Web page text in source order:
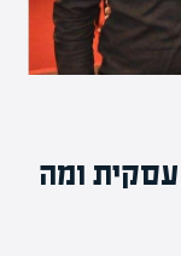
עסקית ומה